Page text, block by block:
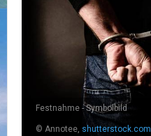
Festnahme - Symbolbild
© Annotee, shutterstock.com